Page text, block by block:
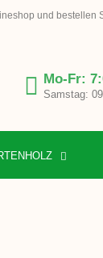
und bestellen
Mo-Fr:
Samstag: